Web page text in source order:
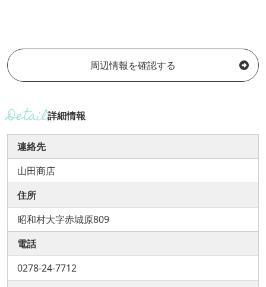
周辺情報を確認する
詳細情報
連絡先
山田商店
住所
昭和村大字赤城原809
電話
0278-24-7712